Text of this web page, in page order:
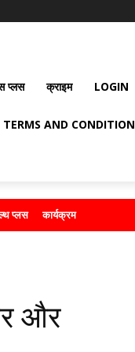
प्लस क्राइम LOGIN
TERMS AND CONDITION
प्लस कार्यक्रम
और